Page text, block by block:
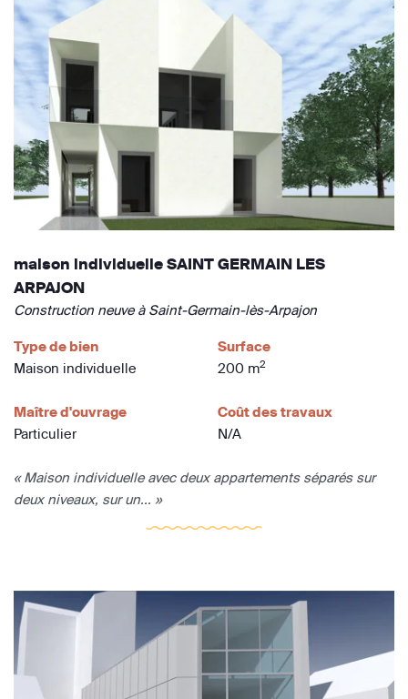
maison individuelle SAINT GERMAIN LES
ARPAJON
Construction neuve à Saint-Germain-lès-Arpajon
Type de bien
Maison individuelle
Surface
200 m2
Maître d'ouvrage
Particulier
Coût des travaux
N/A
« Maison individuelle avec deux appartements séparés sur
deux niveaux, sur un... »